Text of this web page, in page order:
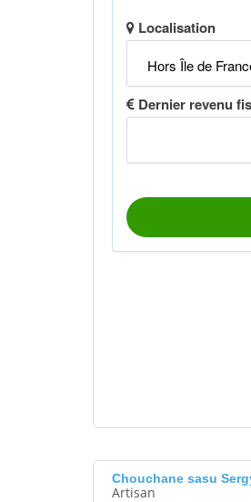
Chouchane sasu
Artisan